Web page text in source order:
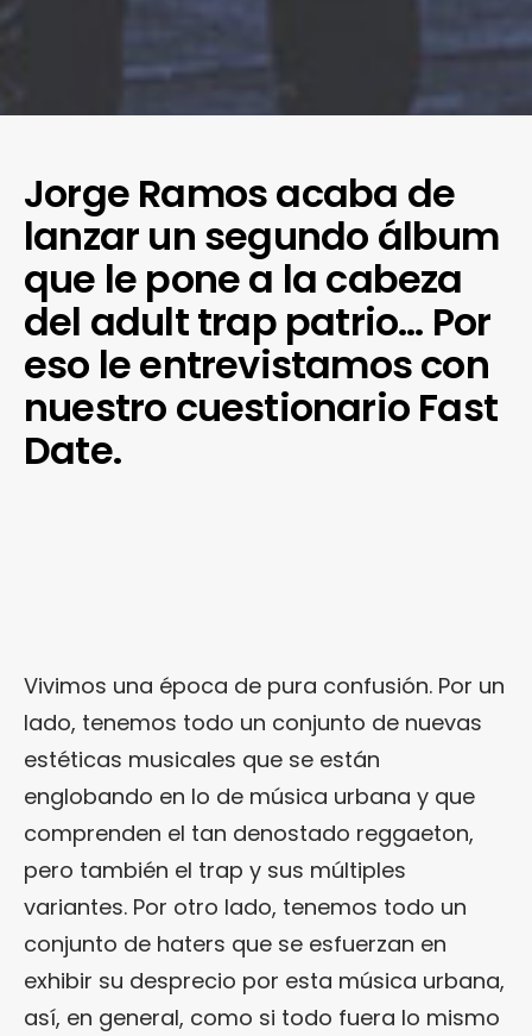
Jorge Ramos acaba de
lanzar un segundo álbum
que le pone a la cabeza
del adult trap patrio… Por
eso le entrevistamos con
nuestro cuestionario Fast
Date.
Vivimos una época de pura confusión. Por un
lado, tenemos todo un conjunto de nuevas
estéticas musicales que se están
englobando en lo de música urbana y que
comprenden el tan denostado reggaeton,
pero también el trap y sus múltiples
variantes. Por otro lado, tenemos todo un
conjunto de haters que se esfuerzan en
exhibir su desprecio por esta música urbana,
así, en general, como si todo fuera lo mismo